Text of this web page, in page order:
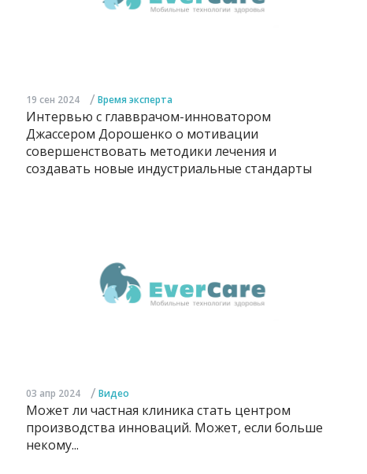
19 сен 2024 / Время эксперта
Интервью с главврачом-инноватором
Джассером Дорошенко о мотивации
совершенствовать методики лечения и
создавать новые индустриальные стандарты
03 апр 2024 / Видео
Может ли частная клиника стать центром
производства инноваций. Может, если больше
некому...